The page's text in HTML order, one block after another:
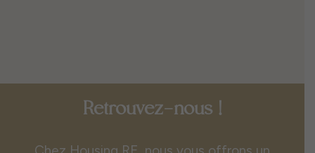
Retrouvez-nous !